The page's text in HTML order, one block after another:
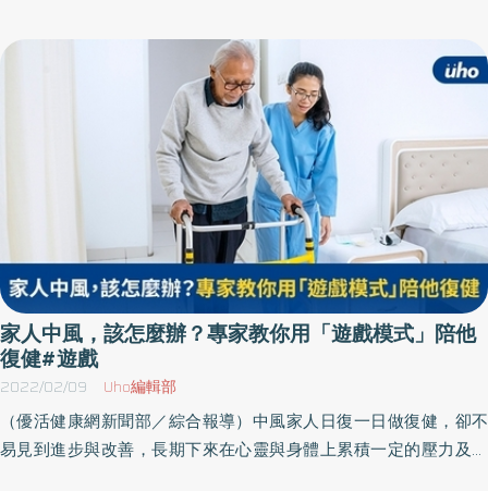
不斷，連戶外活動也不方便，身為家長想和孩子們一起宅在家，該
如何安排變化有趣的居家活動呢？
家人中風，該怎麼辦？專家教你用「遊戲模式」陪他
復健#遊戲
2022/02/09 Uho編輯部
（優活健康網新聞部／綜合報導）中風家人日復一日做復健，卻不
易見到進步與改善，長期下來在心靈與身體上累積一定的壓力及負